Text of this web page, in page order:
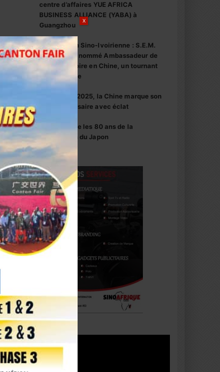
centre d’affaires YUE AFRICA
BUSINESS ALLIANCE (YABA) à
Guangzhou
Coopération Sino-Ivoirienne : S.E.M.
Abou Dosso nommé Ambassadeur de
la Côte d’Ivoire en Chine, un tournant
diplomatique
1er octobre 2025, la Chine marque son
76e anniversaire avec éclat
La Chine fête les 80 ans de la
capitulation du Japon
Lecteur
vidéo
X